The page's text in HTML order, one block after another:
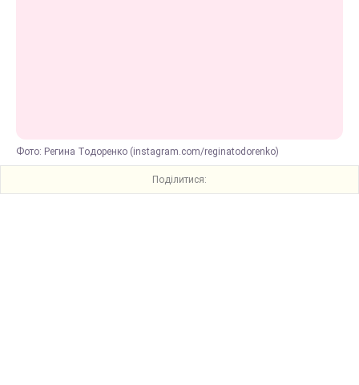
Фото: Регина Тодоренко (instagram.com/reginatodorenko)
Поділитися: